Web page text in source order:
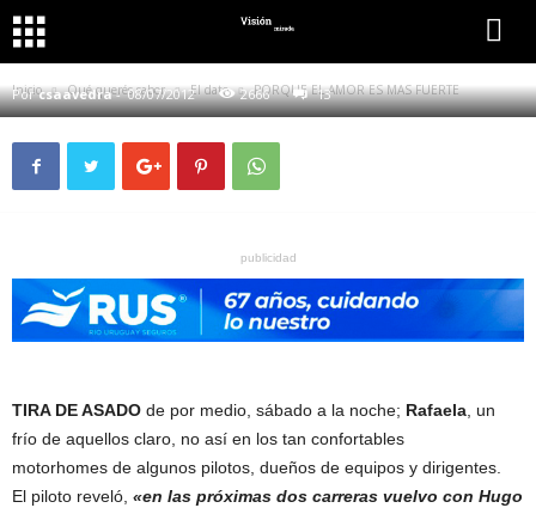
Inicio Qué querés saber El dato PORQUE EL AMOR ES MAS FUERTE
QUÉ QUERÉS SABER
PORQUE EL AMOR ES MAS FUERTE
Por csaavedra- 08/07/2012 2666 13
publicidad
TIRA DE ASADO de por medio, sábado a la noche; Rafaela , un
frío de aquellos claro, no así en los tan confortables
motorhomes de algunos pilotos, dueños de equipos y dirigentes.
El piloto reveló, «en las próximas dos carreras vuelvo con Hugo